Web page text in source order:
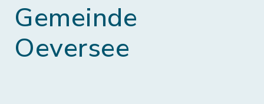
Gemeinde
Oeversee